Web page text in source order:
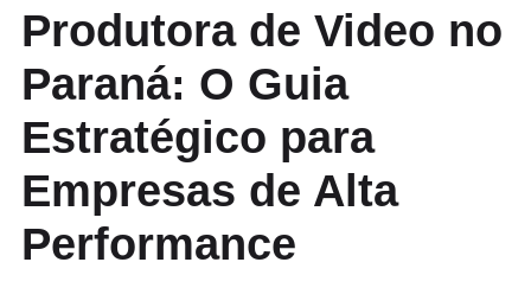
Produtora de Video no
Paraná: O Guia
Estratégico para
Empresas de Alta
Performance